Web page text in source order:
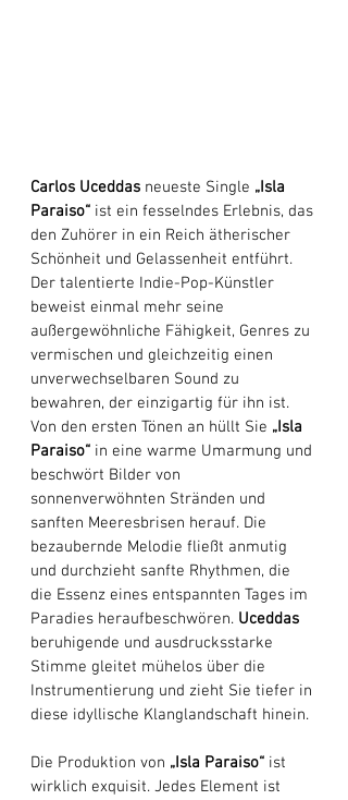
Carlos Uceddas neueste Single „Isla
Paraiso“ ist ein fesselndes Erlebnis, das
den Zuhörer in ein Reich ätherischer
Schönheit und Gelassenheit entführt.
Der talentierte Indie-Pop-Künstler
beweist einmal mehr seine
außergewöhnliche Fähigkeit, Genres zu
vermischen und gleichzeitig einen
unverwechselbaren Sound zu
bewahren, der einzigartig für ihn ist.
Von den ersten Tönen an hüllt Sie „Isla
Paraiso“ in eine warme Umarmung und
beschwört Bilder von
sonnenverwöhnten Stränden und
sanften Meeresbrisen herauf. Die
bezaubernde Melodie fließt anmutig
und durchzieht sanfte Rhythmen, die
die Essenz eines entspannten Tages im
Paradies heraufbeschwören. Uceddas
beruhigende und ausdrucksstarke
Stimme gleitet mühelos über die
Instrumentierung und zieht Sie tiefer in
diese idyllische Klanglandschaft hinein.
Die Produktion von „Isla Paraiso“ ist
wirklich exquisit. Jedes Element ist